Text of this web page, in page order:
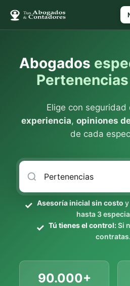
Abogados
Pertenencias
Elige con seguridad
experiencia, opiniones
de cada
Asesoría inicial sin costo
hasta 3
Tú tienes el control:Si
contratas.
90.000+